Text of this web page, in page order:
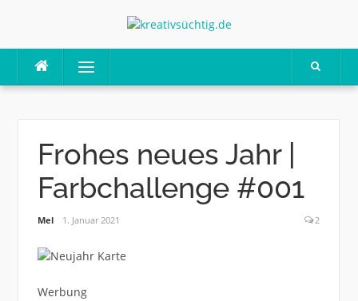
Menu
Frohes neues Jahr |
Farbchallenge #001
Mel 1. Januar 2021 2
Werbung